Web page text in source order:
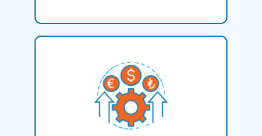
Çözümlerimiz, operasyonel maliyetleri
düşürmenize ve kârınızı artırmanıza yardımcı
olan ödeme yaptıkça faturalandırma ve otomatik
süreçler gibi özelliklerle maliyet etkin olacak